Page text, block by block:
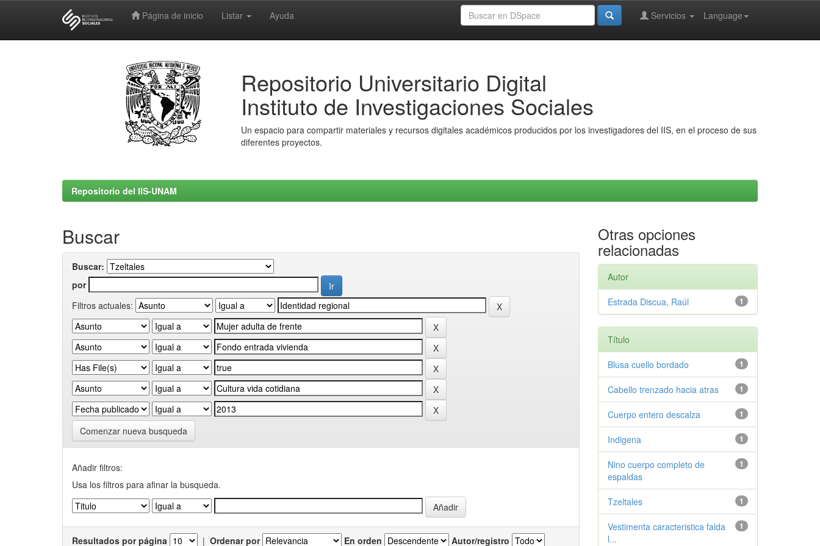
Página de inicio Listar Ayuda Language
Servicios
Repositorio Universitario Digital
Instituto de Investigaciones Sociales
Un espacio para compartir materiales y recursos digitales académicos producidos por los investigadores del IIS, en el proceso de sus
diferentes proyectos.
Repositorio del IIS-UNAM
Buscar
Buscar:
por
Filtros actuales:
Comenzar nueva busqueda
Añadir filtros:
Usa los filtros para afinar la busqueda.
Resultados por página | Ordenar por En orden Autor/registro
Otras opciones
relacionadas
Autor
1
Estrada Discua, Raúl
Título
1
Blusa cuello bordado
1
Cabello trenzado hacia atras
1
Cuerpo entero descalza
1
Indigena
1
Nino cuerpo completo de
espaldas
1
Tzeltales
1
Vestimenta caracteristica falda
l...